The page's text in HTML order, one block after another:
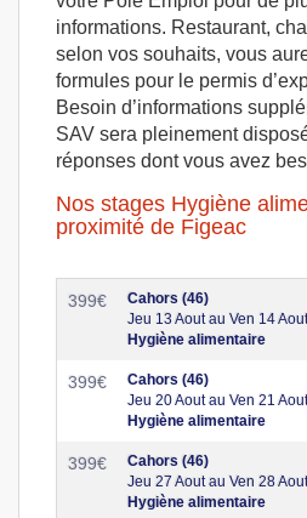
informations. Restaurant,
selon vos souhaits, vous
formules pour le permis
Besoin d’informations
SAV sera pleinement
réponses dont vous avez
Nos stages Hygiène
proximité de Figeac
399€
Cahors (46)
Jeu 13 Aout au Ven 14
Hygiène alimentaire
399€
Cahors (46)
Jeu 20 Aout au Ven 21
Hygiène alimentaire
399€
Cahors (46)
Jeu 27 Aout au Ven 28
Hygiène alimentaire